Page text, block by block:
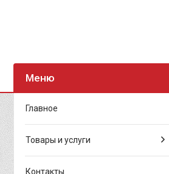
Главное
Товары и услуги
Контакты